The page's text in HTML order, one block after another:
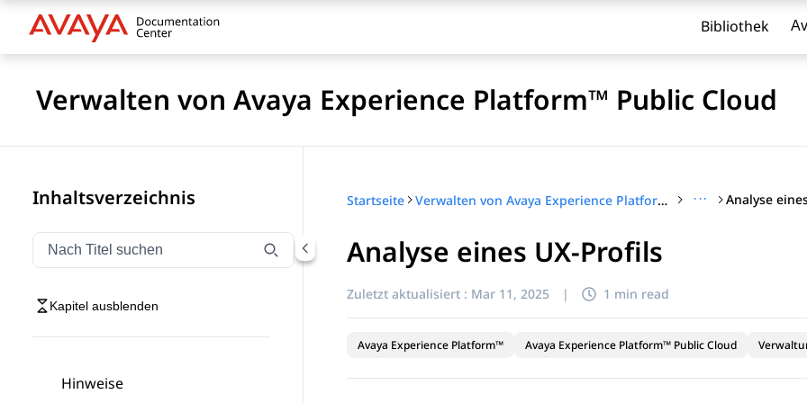
Bibliothek
Verwalten von Avaya Experience Platform™ Public Cloud
Inhaltsverzeichnis
Navigation nach Titel filtern
Geben Sie Text ein, um Navigationselemente nach Titel zu filtern.
Kapitel ausblenden
Hinweise
Startseite Verwalten von Avaya Experience Platform™ Public Cloud ··· Analyse
Analyse eines UX-Profils
Zuletzt aktualisiert : Mar 11, 2025 | 1 min read
Avaya Experience Platform™ Avaya Experience Platform™ Public Cloud